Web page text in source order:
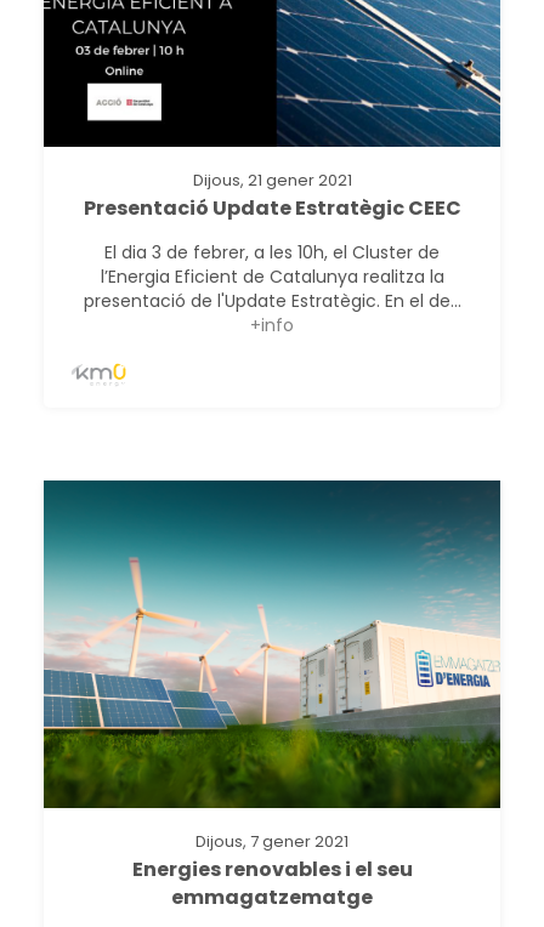
Dijous, 21 gener 2021
Presentació Update Estratègic CEEC
El dia 3 de febrer, a les 10h, el Cluster de
l’Energia Eficient de Catalunya realitza la
presentació de l'Update Estratègic. En el de...
+info
Dijous, 7 gener 2021
Energies renovables i el seu
emmagatzematge